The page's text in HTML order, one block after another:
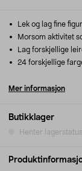
Butikklager
Henter
Lek og lag fine
Morsom aktivitet
Lag forskjellige
24 forskjellige
Mer informasjon